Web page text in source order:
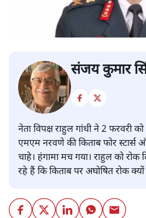
संजय कुमार
नेता विपक्ष राहुल गांधी ने 2 फरवरी
एमएम नरवणे की किताब फोर
चाहे। हंगामा मच गया। राहुल को
रहे हैं कि किताब पर अघोषित रोक क्यों